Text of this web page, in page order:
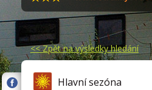
<<Zpět na výsledky hledání
Hlavní sezóna